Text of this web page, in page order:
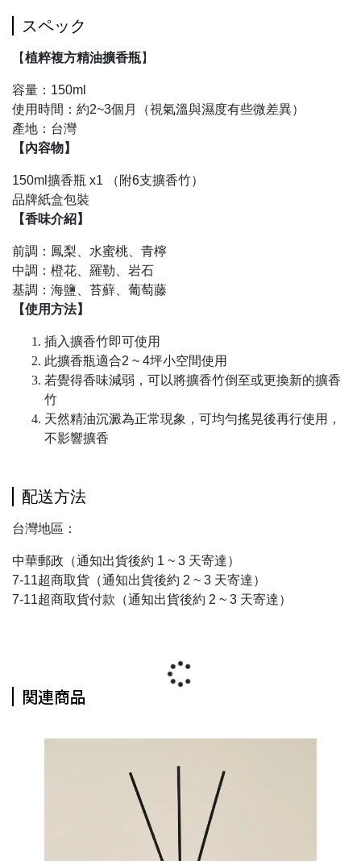
スペック
【植粹複方精油擴香瓶】
容量：150ml
使用時間：約2~3個月（視氣溫與濕度有些微差異）
產地：台灣
【內容物】
150ml擴香瓶 x1 （附6支擴香竹）
品牌紙盒包裝
【香味介紹】
前調：鳳梨、水蜜桃、青檸
中調：橙花、羅勒、岩石
基調：海鹽、苔蘚、葡萄藤
【使用方法】
插入擴香竹即可使用
此擴香瓶適合2 ~ 4坪小空間使用
若覺得香味減弱，可以將擴香竹倒至或更換新的擴香
竹
天然精油沉澱為正常現象，可均勻搖晃後再行使用，
不影響擴香
配送方法
台灣地區：
中華郵政（通知出貨後約 1 ~ 3 天寄達）
7-11超商取貨（通知出貨後約 2 ~ 3 天寄達）
7-11超商取貨付款（通知出貨後約 2 ~ 3 天寄達）
関連商品